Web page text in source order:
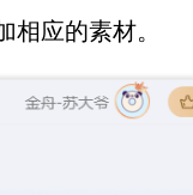
应的素材。